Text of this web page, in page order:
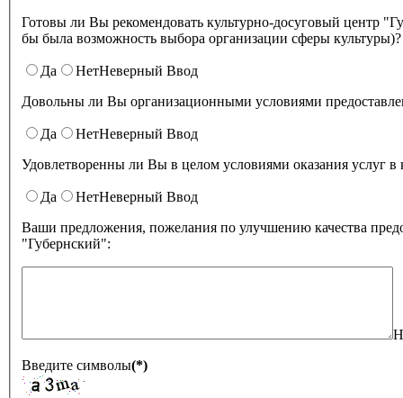
Готовы ли Вы рекомендовать культурно-досуговый центр "Губернский" родственникам и знакомым (могли бы
бы была возможность выбора организации сферы культуры)?
Да НетНеверный Ввод
Довольны ли Вы организационными условиями
Да НетНеверный Ввод
Удовлетворенны ли Вы в целом условиями
Да НетНеверный Ввод
Ваши предложения, пожелания по улучшению качества
"Губернский":
Введите символы(*)